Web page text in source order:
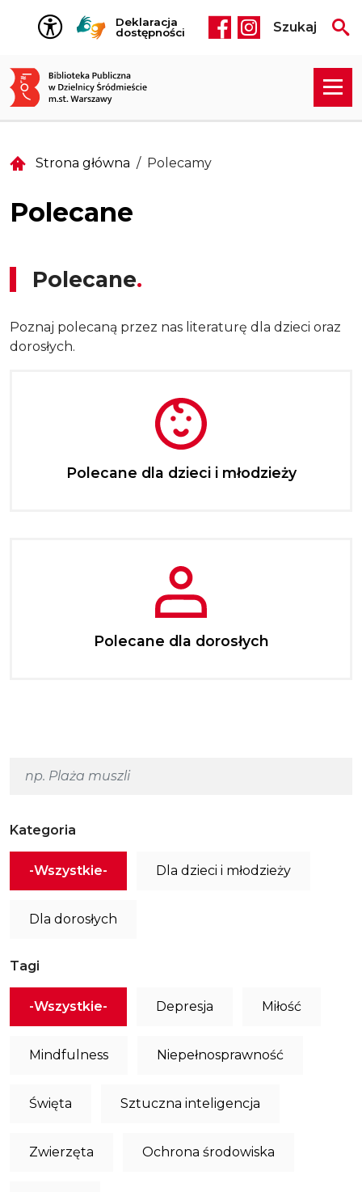
Przejdź do treści
Deklaracja
dostępności
Social media
Szukaj
Strona główna Polecamy
Polecane
Polecane
Poznaj polecaną przez nas literaturę dla dzieci oraz
dorosłych.
Polecane dla dzieci i młodzieży
Polecane dla dorosłych
Kategoria
-Wszystkie- Dla dzieci i młodzieży
Dla dorosłych
Tagi
-Wszystkie- Depresja Miłość
Mindfulness Niepełnosprawność
Święta Sztuczna inteligencja
Zwierzęta Ochrona środowiska